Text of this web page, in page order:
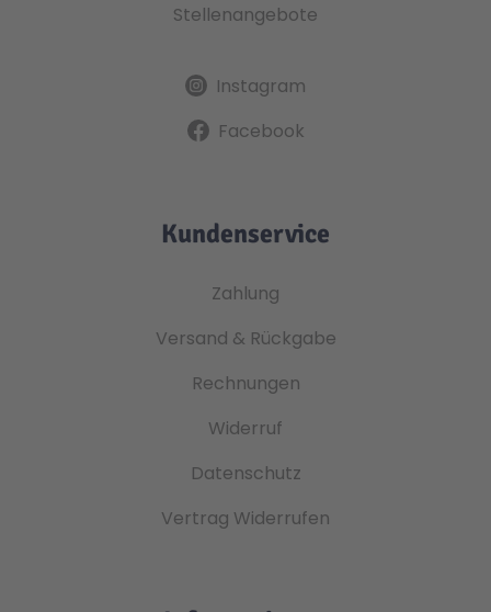
Stellenangebote
Instagram
Facebook
Kundenservice
Zahlung
Versand & Rückgabe
Rechnungen
Widerruf
Datenschutz
Vertrag Widerrufen